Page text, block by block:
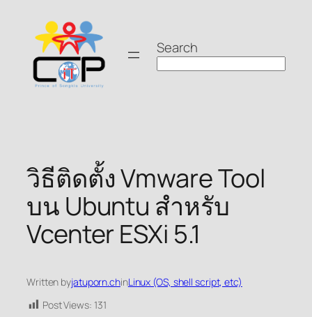
content
Search
วิธีติดตั้ง Vmware Tool
บน Ubuntu สำหรับ
Vcenter ESXi 5.1
Written byjatuporn.chinLinux (OS, shell script, etc)
Post Views: 131